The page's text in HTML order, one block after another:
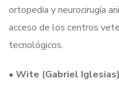
ortopedia y neurocirugía
acceso de los centros
tecnológicos.
• Wite (Gabriel